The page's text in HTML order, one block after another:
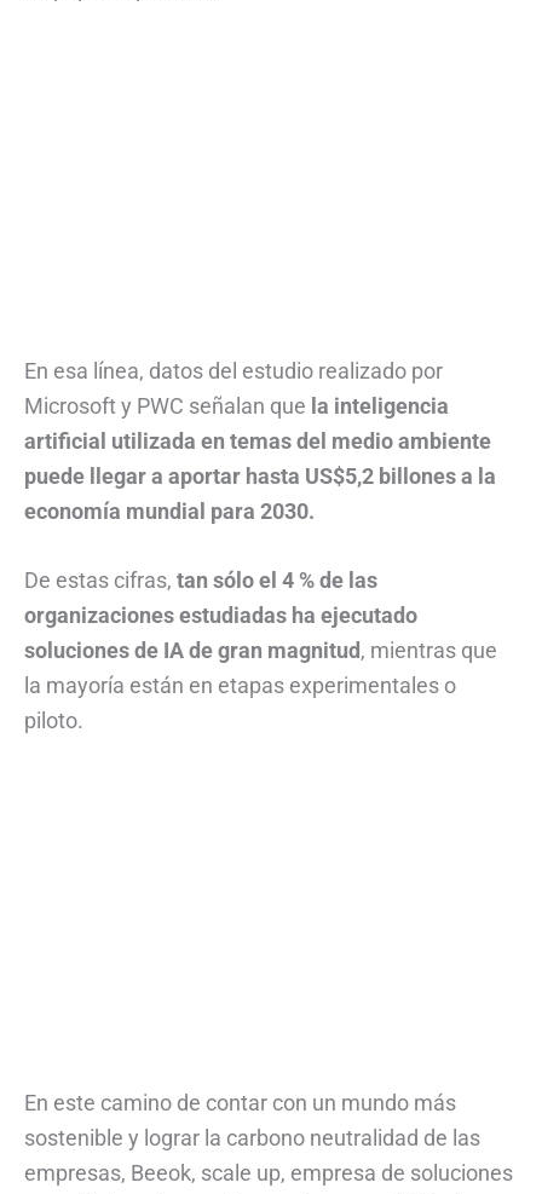
En esa línea, datos del estudio realizado por
Microsoft y PWC señalan que la inteligencia
artificial utilizada en temas del medio ambiente
puede llegar a aportar hasta US$5,2 billones a la
economía mundial para 2030.
De estas cifras, tan sólo el 4 % de las
organizaciones estudiadas ha ejecutado
soluciones de IA de gran magnitud, mientras que
la mayoría están en etapas experimentales o
piloto.
En este camino de contar con un mundo más
sostenible y lograr la carbono neutralidad de las
empresas, Beeok, scale up, empresa de soluciones